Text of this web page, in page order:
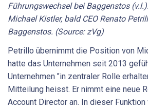
Führungswechsel bei Baggenstos
Michael Kistler, bald CEO Renato
Baggenstos. (Source: zVg)
Petrillo übernimmt die Position von
hatte das Unternehmen seit 2013
Unternehmen "in zentraler Rolle
Mitteilung heisst. Er nimmt eine neue
Account Director an. In dieser